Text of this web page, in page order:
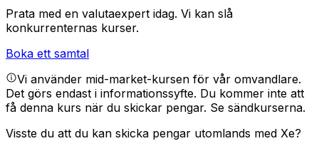
Prata med en valutaexpert idag. Vi kan slå
konkurrenternas kurser.
Boka ett samtal
Vi använder mid-market-kursen för vår omvandlare.
Det görs endast i informationssyfte. Du kommer inte att
få denna kurs när du skickar pengar. Se sändkurserna.
Visste du att du kan skicka pengar utomlands med Xe?